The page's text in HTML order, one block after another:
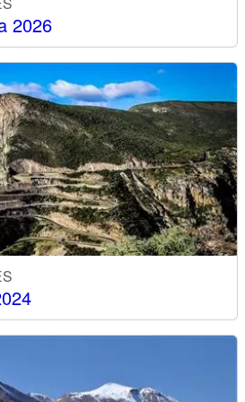
2026